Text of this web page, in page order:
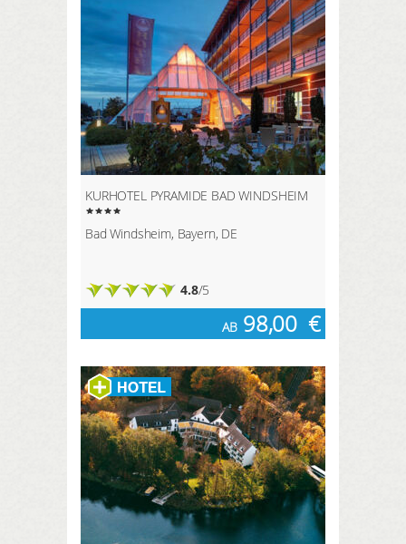
KURHOTEL PYRAMIDE BAD WINDSHEIM
Bad Windsheim, Bayern, DE
4.8/5
AB 98,00 €